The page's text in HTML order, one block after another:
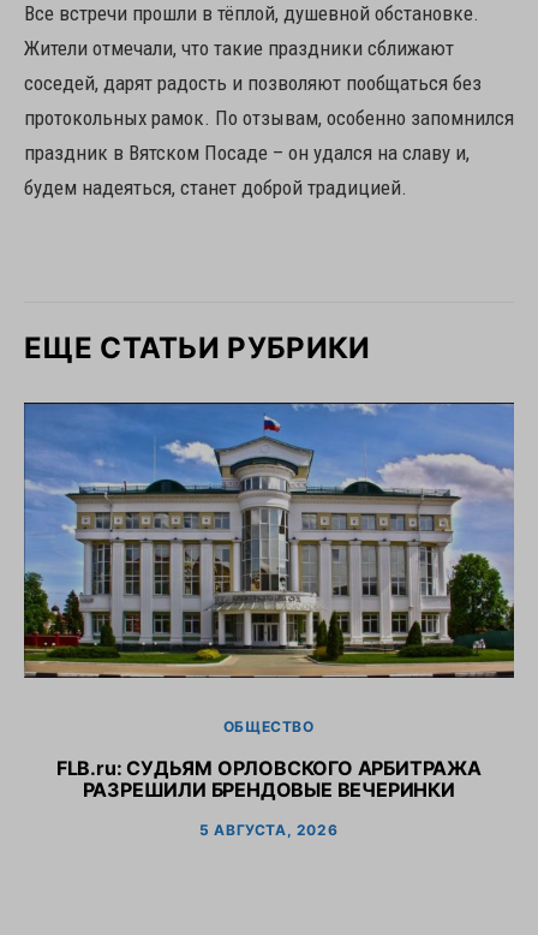
Все встречи прошли в тёплой, душевной обстановке.
Жители отмечали, что такие праздники сближают
соседей, дарят радость и позволяют пообщаться без
протокольных рамок. По отзывам, особенно запомнился
праздник в Вятском Посаде – он удался на славу и,
будем надеяться, станет доброй традицией.
ЕЩЕ СТАТЬИ РУБРИКИ
ОБЩЕСТВО
FLB.ru: CУДЬЯМ ОРЛОВСКОГО АРБИТРАЖА
РАЗРЕШИЛИ БРЕНДОВЫЕ ВЕЧЕРИНКИ
5 АВГУСТА, 2026